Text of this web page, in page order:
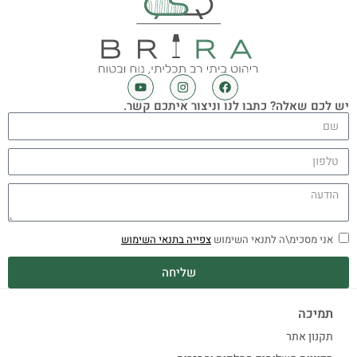
יש לכם שאלה? כתבו לנו וניצור איתכם קשר.
אני מסכימ\ה לתנאי השימוש צפייה בתנאי השימוש
שליחה
תמיכה
תקנון אתר